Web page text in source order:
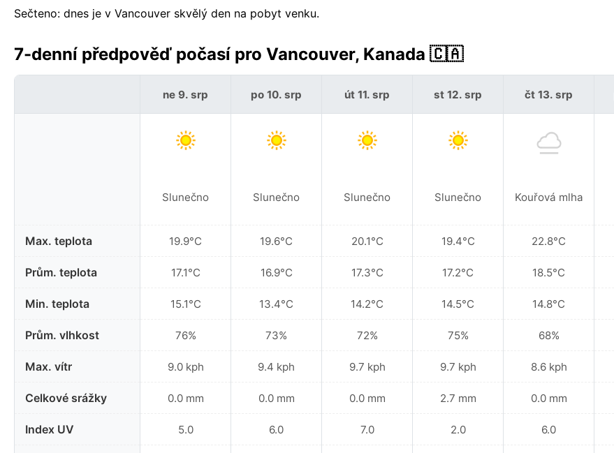
Sečteno: dnes je v Vancouver skvělý den na pobyt venku.
7-denní předpověď počasí pro Vancouver, Kanada 🇨🇦
Max. teplota
Prům. teplota
Min. teplota
Prům. vlhkost
Max. vítr
Celkové srážky
Index UV
ne 9. srp
Slunečno
19.9°C
17.1°C
15.1°C
76%
9.0 kph
0.0 mm
5.0
po 10. srp
Slunečno
19.6°C
16.9°C
13.4°C
73%
9.4 kph
0.0 mm
6.0
út 11. srp
Slunečno
20.1°C
17.3°C
14.2°C
72%
9.7 kph
0.0 mm
7.0
st 12. srp
Slunečno
19.4°C
17.2°C
14.5°C
75%
9.7 kph
2.7 mm
2.0
čt 13. srp
Kouřová mlha
22.8°C
18.5°C
14.8°C
68%
8.6 kph
0.0 mm
6.0